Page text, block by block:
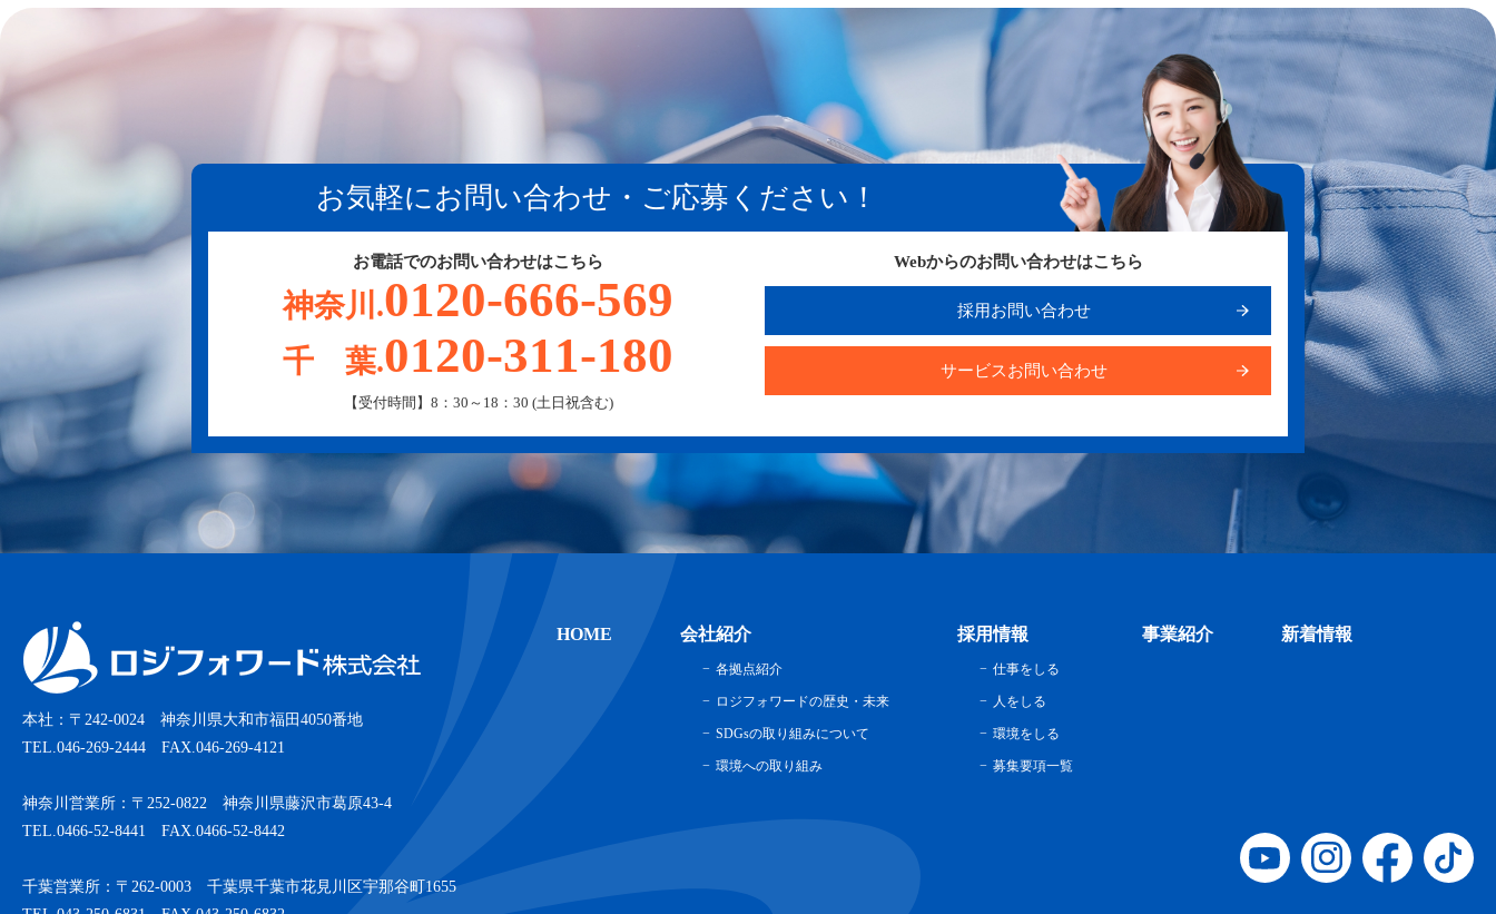
お気軽にお問い合わせ・ご応募ください！
お電話でのお問い合わせはこちら
神奈川.0120-666-569
千 葉.0120-311-180
【受付時間】8：30～18：30 (土日祝含む)
Webからのお問い合わせはこちら
採用お問い合わせ
サービスお問い合わせ
本社：〒242-0024 神奈川県大和市福田4050番地
TEL.046-269-2444 FAX.046-269-4121
神奈川営業所：〒252-0822 神奈川県藤沢市葛原43-4
TEL.0466-52-8441 FAX.0466-52-8442
千葉営業所：〒262-0003 千葉県千葉市花見川区宇那谷町1655
HOME 会社紹介
各拠点紹介
ロジフォワードの歴史・未来
SDGsの取り組みについて
環境への取り組み
採用情報
仕事をしる
人をしる
環境をしる
募集要項一覧
事業紹介 新着情報